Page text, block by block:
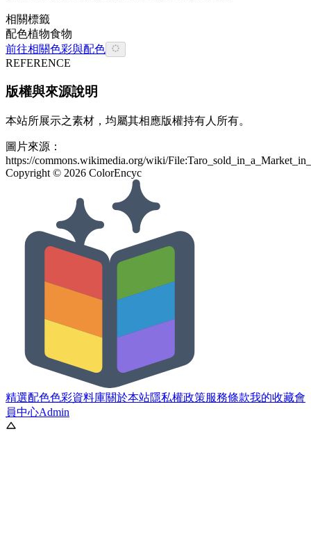
相關標籤
配色植物食物
前往相關色彩與配色
REFERENCE
版權與來源說明
本站所展示之素材，均屬其相應版權持有人所有。
圖片來源：
https://commons.wikimedia.org/wiki/
Copyright © 2026 ColorEncyc
精選配色色彩資料庫關於本站隱私權政策服務條款我的收藏會
員中心Admin